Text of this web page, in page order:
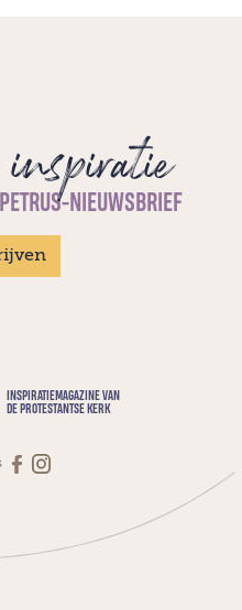
NIEUWSBRIEF
INSPIRATIEMAGAZINE VAN
DE PROTESTANTSE KERK